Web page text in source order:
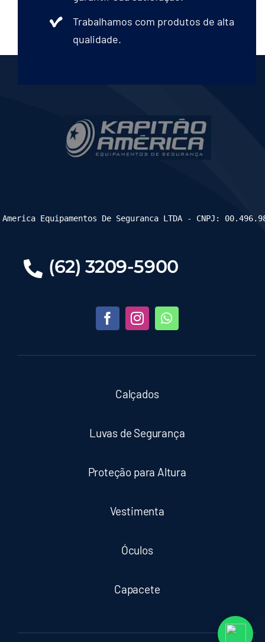
Trabalhamos com produtos de alta
qualidade.
(62) 3209-5900
Calçados
Luvas de Segurança
Proteção para Altura
Vestimenta
Óculos
Capacete
Equipamentos De Seguranca LTDA - CNPJ: